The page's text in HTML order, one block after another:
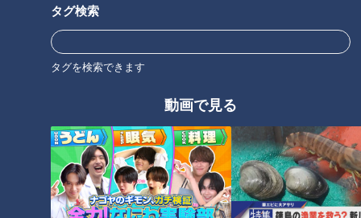
タグ検索
タグを検索できます
動画で見る
の色が変わるまでほぐしながら炒め、3を加えてとろっとする
まで2～3分煮る。
5 器に1を盛って4をかける。
CBCテレビ「キユーピー３分クッキング」 2025年5月20日 放
この記事の画像を見る